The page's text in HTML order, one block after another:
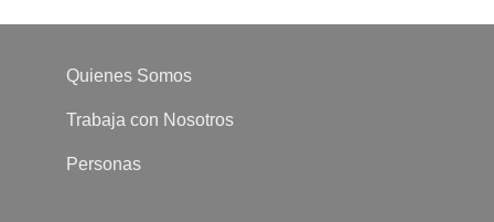
Quienes Somos
Trabaja con Nosotros
Personas